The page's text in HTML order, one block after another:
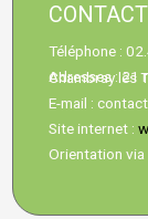
CONTACT
Téléphone :
Adresses : 21 rue de Beaumont, Tours et 2 rue Tony Lainé,
E-mail :
Site internet :
Orientation via